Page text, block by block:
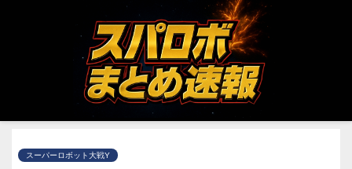
スーパーロボット大戦Y